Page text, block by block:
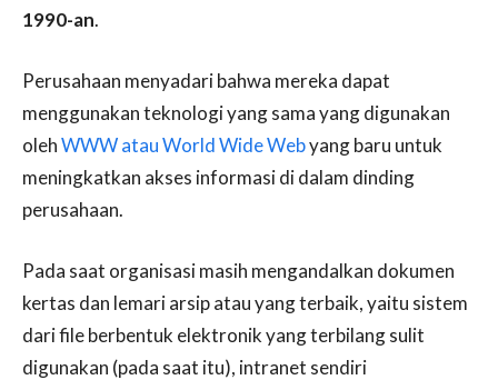
1990-an.
Perusahaan menyadari bahwa mereka dapat
menggunakan teknologi yang sama yang digunakan
olehWWW atau World Wide Webyang baru untuk
meningkatkan akses informasi di dalam dinding
perusahaan.
Pada saat organisasi masih mengandalkan dokumen
kertas dan lemari arsip atau yang terbaik, yaitu sistem
dari file berbentuk elektronik yang terbilang sulit
digunakan (pada saat itu), intranet sendiri